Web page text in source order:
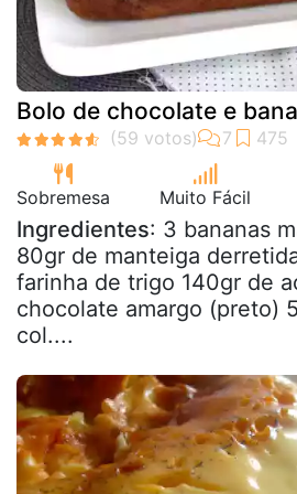
Bolo de chocolate e
Sobremesa Muito Fácil
Ingredientes: 3 bananas
80gr de manteiga
farinha de trigo 140gr de
chocolate amargo (preto)
col....